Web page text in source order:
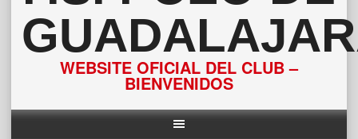
WEBSITE OFICIAL DEL CLUB –
BIENVENIDOS